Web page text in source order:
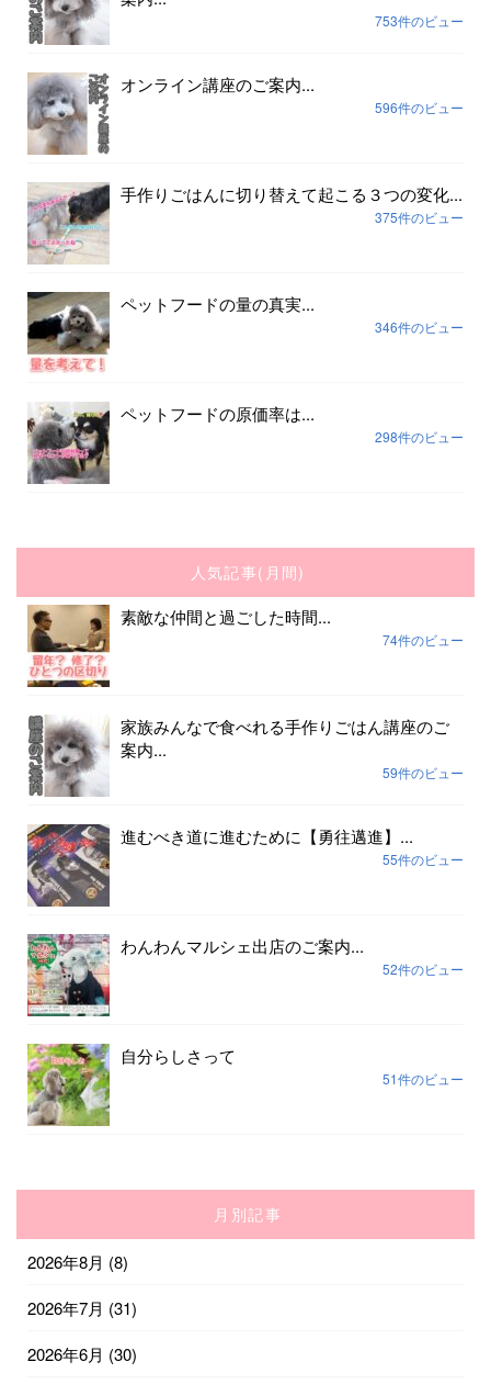
753件のビュー
オンライン講座のご案内...
596件のビュー
手作りごはんに切り替えて起こる３つの変化...
375件のビュー
ペットフードの量の真実...
346件のビュー
ペットフードの原価率は...
298件のビュー
人気記事(月間)
素敵な仲間と過ごした時間...
74件のビュー
家族みんなで食べれる手作りごはん講座のご
案内...
59件のビュー
進むべき道に進むために【勇往邁進】...
55件のビュー
わんわんマルシェ出店のご案内...
52件のビュー
自分らしさって
51件のビュー
月別記事
2026年8月 (8)
2026年7月 (31)
2026年6月 (30)